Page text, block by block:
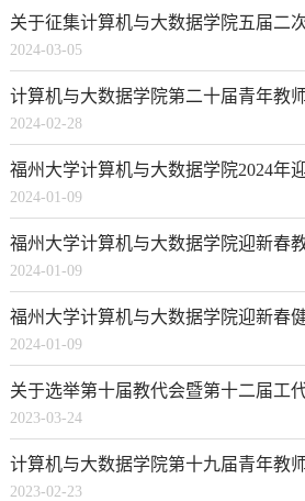
关于征集计算机与大数据学院五届二
2024-03-05
计算机与大数据学院第二十届青年教
2024-02-28
福州大学计算机与大数据学院2024年
2024-01-09
福州大学计算机与大数据学院迎新春
2024-01-09
福州大学计算机与大数据学院迎新春
2024-01-09
关于选举第十届教代会暨第十二届工
2023-03-24
计算机与大数据学院第十九届青年教
2023-02-23